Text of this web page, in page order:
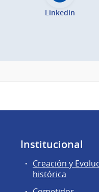
Linkedin
Institucional
Creación y
histórica